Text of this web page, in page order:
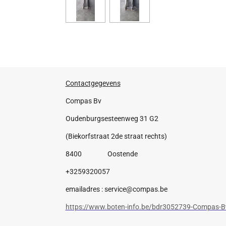
Contactgegevens
Compas Bv
Oudenburgsesteenweg 31 G2
(Biekorfstraat 2de straat rechts)
8400 Oostende
+3259320057
emailadres : service@compas.be
https://www.boten-info.be/bdr3052739-Compas-